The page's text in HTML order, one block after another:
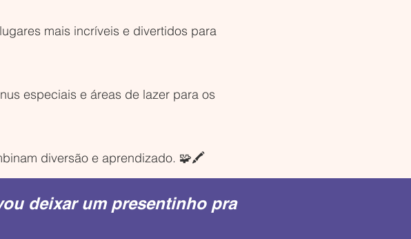
mais incríveis e divertidos para
especiais e áreas de lazer para os
diversão e aprendizado. 🧩🖍️
deixar um presentinho pra